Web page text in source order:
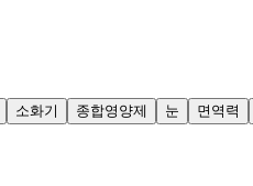
소화기 종합영양제 눈 면역력